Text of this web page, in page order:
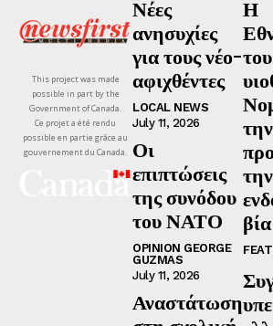
This project was made
possible in part by the
Government of Canada.
Ce projet a été rendu
possible en partie grâce au
gouvernement du Canada.
Νέες
ανησυχίες
για τους νέο-
αφιχθέντες
LOCAL NEWS
July 11, 2026
Οι
επιπτώσεις
της συνόδου
του ΝΑΤΟ
OPINION GEORGE
GUZMAS
July 11, 2026
Αναστάτωση
Η
την
βία